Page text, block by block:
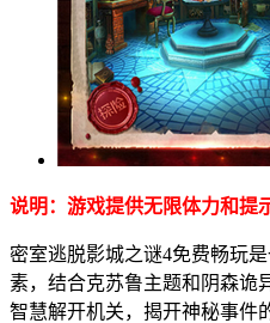
说明：游戏提供无限体力和提
密室逃脱影城之谜4免费畅玩
素，结合克苏鲁主题和阴森诡
智慧解开机关，揭开神秘事件